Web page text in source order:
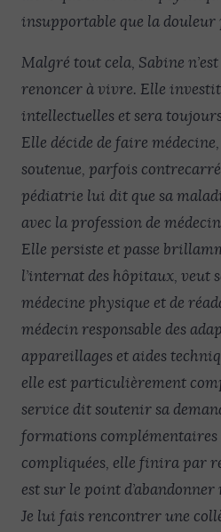
insupportable que la douleur
Malgré tout cela, Sabine
renoncer à vivre. Elle
intellectuelles et sera
Elle décide de faire
soutenue, parfois
pédiatrie lui dit que sa
avec la profession de
Elle persiste et passe
l’internat des hôpitaux, veut
médecine physique et de
médecin responsable des
appareillages et aides
elle est particulièrement
service dit soutenir sa
formations complémentaires
compliquées, elle finira par
est sur le point d’abandonner
Je lui fais rencontrer une